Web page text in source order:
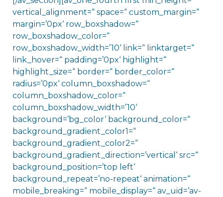
vertical_alignment=“ space=“ custom_margin=“
margin=’0px‘ row_boxshadow=“
row_boxshadow_color=“
row_boxshadow_width=’10‘ link=“ linktarget=“
link_hover=“ padding=’0px‘ highlight=“
highlight_size=“ border=“ border_color=“
radius=’0px‘ column_boxshadow=“
column_boxshadow_color=“
column_boxshadow_width=’10‘
background=’bg_color‘ background_color=“
background_gradient_color1=“
background_gradient_color2=“
background_gradient_direction=’vertical‘ src=“
background_position=’top left‘
background_repeat=’no-repeat‘ animation=“
mobile_breaking=“ mobile_display=“ av_uid=’av-